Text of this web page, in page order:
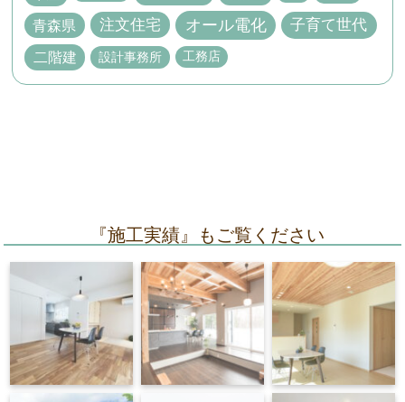
青森県 注文住宅 オール電化 子育て世代
二階建 設計事務所 工務店
『施工実績』もご覧ください